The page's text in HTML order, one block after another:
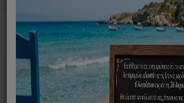
Ανταλλακτικά ηλεκτρικών συσκευών
Home
Παρασκευή Καφέ Και
Καφετιέρα
Κανάτα Καφετιέρας